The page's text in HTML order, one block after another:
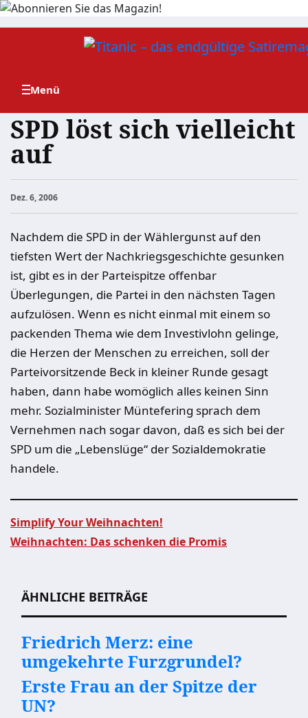
Zum
SPD löst sich vielleicht
auf
Dez. 6, 2006
Nachdem die SPD in der Wählergunst auf den
tiefsten Wert der Nachkriegsgeschichte gesunken
ist, gibt es in der Parteispitze offenbar
Überlegungen, die Partei in den nächsten Tagen
aufzulösen. Wenn es nicht einmal mit einem so
packenden Thema wie dem Investivlohn gelinge,
die Herzen der Menschen zu erreichen, soll der
Parteivorsitzende Beck in kleiner Runde gesagt
haben, dann habe womöglich alles keinen Sinn
mehr. Sozialminister Müntefering sprach dem
Vernehmen nach sogar davon, daß es sich bei der
SPD um die „Lebenslüge“ der Sozialdemokratie
handele.
Simplify Your Weihnachten!
Weihnachten: Das schenken die Promis
ÄHNLICHE BEITRÄGE
Friedrich Merz: eine
umgekehrte Furzgrundel?
Erste Frau an der Spitze der
UN?